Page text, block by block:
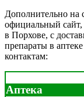
Дополнительно на
официальный сайт,
в Порхове, с
препараты в
контактам:
Аптека